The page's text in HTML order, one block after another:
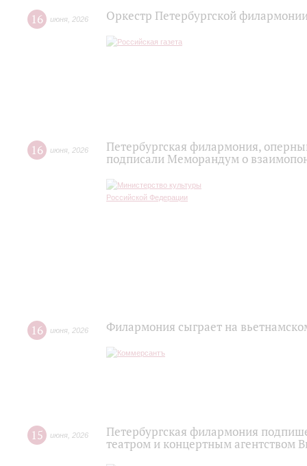
16 июня 2026 Оркестр Петербургской
16 июня 2026
Петербургская филармония,
подписали Меморандум о
16 июня 2026 Филармония сыграет на
15 июня 2026
Петербургская филармония
театром и концертным агентством